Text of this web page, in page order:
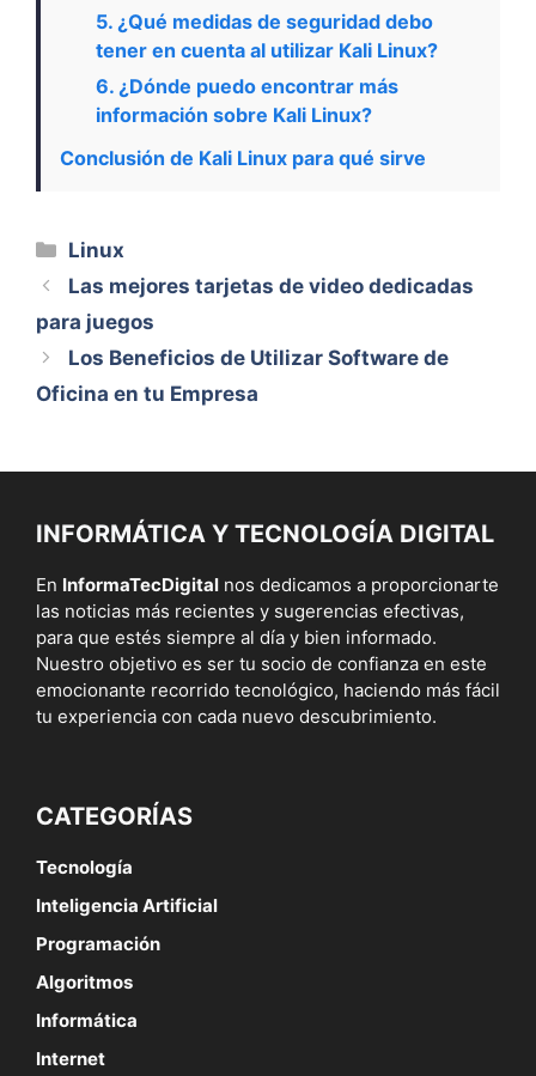
5. ¿Qué medidas de seguridad debo
tener en cuenta al utilizar Kali Linux?
6. ¿Dónde puedo encontrar más
información sobre Kali Linux?
Conclusión de Kali Linux para qué sirve
Categorías
Linux
Las mejores tarjetas de video dedicadas
para juegos
Los Beneficios de Utilizar Software de
Oficina en tu Empresa
INFORMÁTICA Y TECNOLOGÍA DIGITAL
En InformaTecDigital nos dedicamos a proporcionarte
las noticias más recientes y sugerencias efectivas,
para que estés siempre al día y bien informado.
Nuestro objetivo es ser tu socio de confianza en este
emocionante recorrido tecnológico, haciendo más fácil
tu experiencia con cada nuevo descubrimiento.
CATEGORÍAS
Tecnología
Inteligencia Artificial
Programación
Algoritmos
Informática
Internet